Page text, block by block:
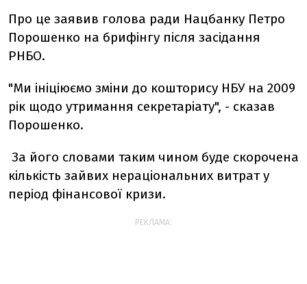
Про це заявив голова ради Нацбанку Петро
Порошенко на брифінгу після засідання
РНБО.
"Ми ініціюємо зміни до кошторису НБУ на 2009
рік щодо утримання секретаріату", - сказав
Порошенко.
За його словами таким чином буде скорочена
кількість зайвих нераціональних витрат у
період фінансової кризи.
РЕКЛАМА: